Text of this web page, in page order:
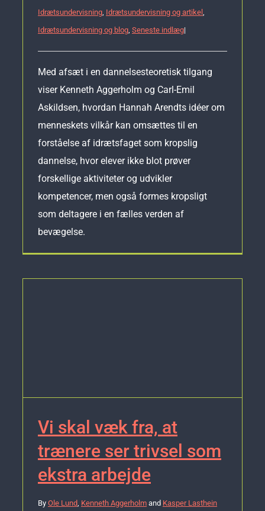
Idrætsundervisning, Idrætsundervisning og artikel ,
Idrætsundervisning og blog, Seneste indlæg|
Med afsæt i en dannelsesteoretisk tilgang
viser Kenneth Aggerholm og Carl-Emil
Askildsen, hvordan Hannah Arendts idéer om
menneskets vilkår kan omsættes til en
forståelse af idrætsfaget som kropslig
dannelse, hvor elever ikke blot prøver
forskellige aktiviteter og udvikler
kompetencer, men også formes kropsligt
som deltagere i en fælles verden af
bevægelse.
Vi skal væk fra, at
trænere ser trivsel som
ekstra arbejde
By Ole Lund, Kenneth Aggerholm and Kasper Lasthein